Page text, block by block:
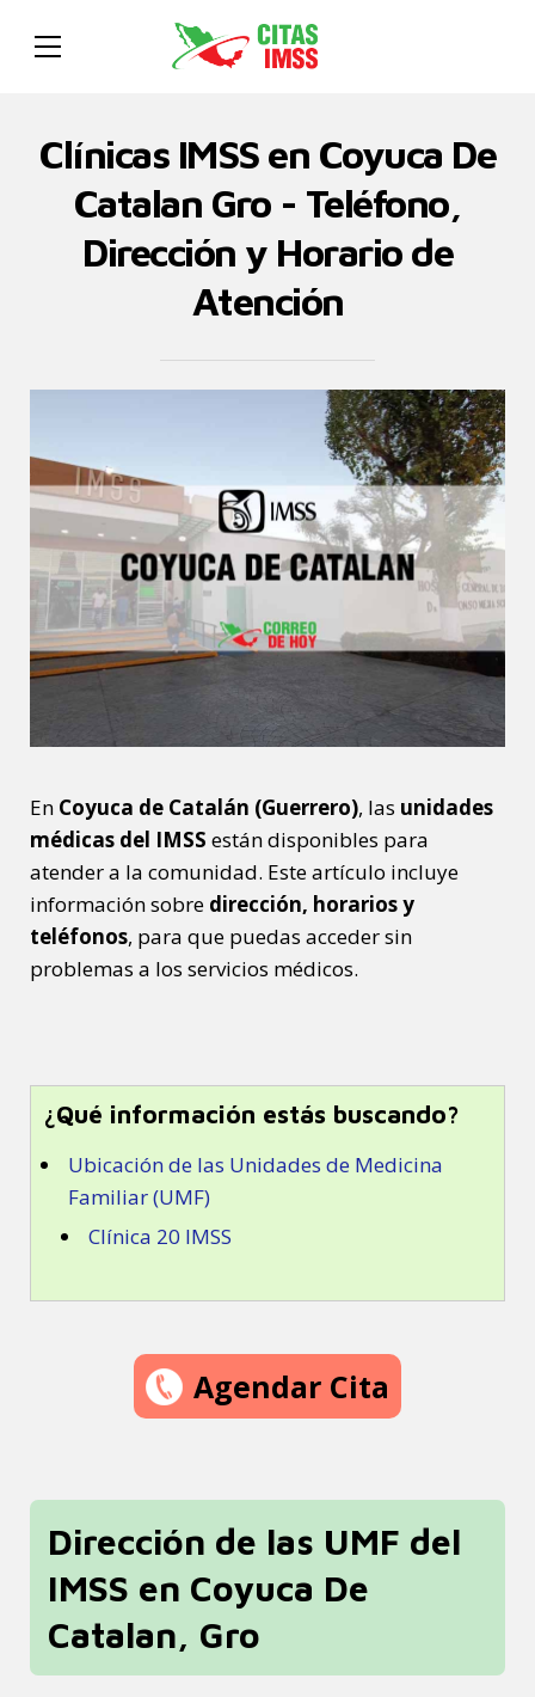
Clínicas IMSS en Coyuca De
Catalan Gro - Teléfono,
Dirección y Horario de
Atención
En Coyuca de Catalán (Guerrero), las unidades
médicas del IMSS están disponibles para
atender a la comunidad. Este artículo incluye
información sobre dirección, horarios y
teléfonos, para que puedas acceder sin
problemas a los servicios médicos.
¿Qué información estás buscando?
Ubicación de las Unidades de Medicina
Familiar (UMF)
Clínica 20 IMSS
Agendar Cita
Dirección de las UMF del
IMSS en Coyuca De
Catalan, Gro